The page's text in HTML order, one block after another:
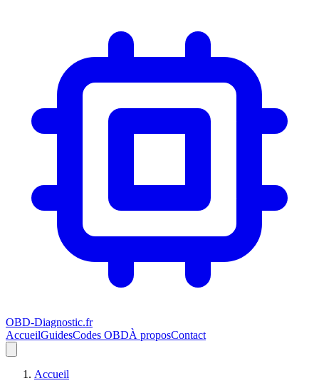
OBD-Diagnostic.fr
AccueilGuidesCodes OBDÀ proposContact
Accueil